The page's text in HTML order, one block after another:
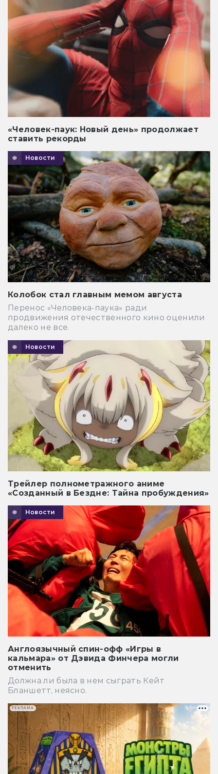
«Человек-паук: Новый день» продолжает
ставить рекорды
Новости
Колобок стал главным мемом августа
Перенос «Человека-паука» ради
продвижения отечественного кино оценили
далеко не все.
Новости
Трейлер полнометражного аниме
«Созданный в Бездне: Тайна пробуждения»
Новости
Англоязычный спин-офф «Игры в
кальмара» от Дэвида Финчера могли
отменить
Должна ли была в нем сыграть Кейт
Бланшетт, неясно.
РЕКЛАМА